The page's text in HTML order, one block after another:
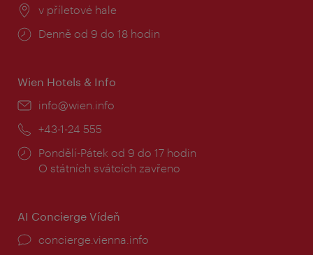
Místo:
v příletové hale
Provozní
Denně od 9 do 18 hodin
Wien Hotels & Info
E-
info@wien.info
Telefon:
+43-1-24 555
Provozní
doba:
Pondělí-Pátek od 9 do 17 hodin
O státních svátcích zavřeno
AI Concierge Vídeň
concierge.vienna.info